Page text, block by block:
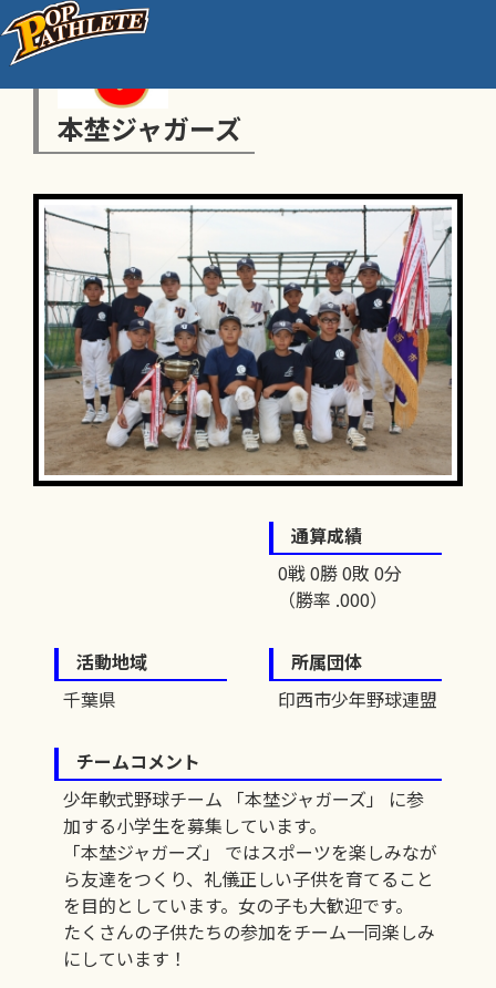
本埜ジャガーズ
通算成績
0戦 0勝 0敗 0分
（勝率 .000）
活動地域
千葉県
所属団体
印西市少年野球連盟
チームコメント
少年軟式野球チーム 「本埜ジャガーズ」 に参
加する小学生を募集しています。
「本埜ジャガーズ」 ではスポーツを楽しみなが
ら友達をつくり、礼儀正しい子供を育てること
を目的としています。女の子も大歓迎です。
たくさんの子供たちの参加をチーム一同楽しみ
にしています！